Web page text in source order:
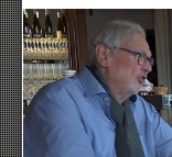
Video-
Player